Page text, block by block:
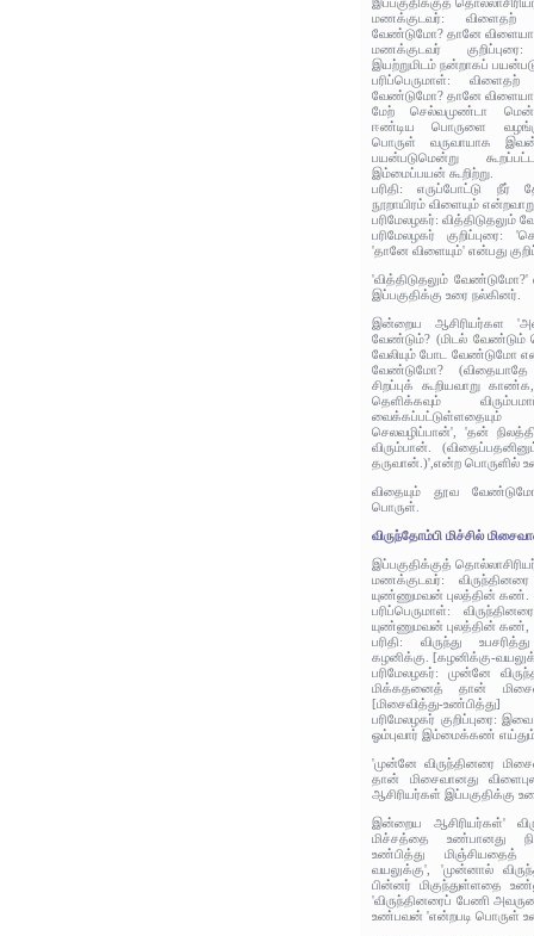
மணக்குடவர்: விளைதற்
வேண்டுமோ? தானே
மணக்குடவர்
இயற்றுமிடம் நன்றாகப்
பரிப்பெருமாள்:
வேண்டுமோ? தானே
மேற் செல்வமுண்டா
ஈண்டிய பொருளை
பொருள் வருவாயாக
பயன்படுமென்று
இம்மைப்பயன் கூறிற்று.
பரிதி: எருப்போட்டு நீர்
நூறாயிரம் விளையும்
பரிமேலழகர்:
பரிமேலழகர்
'தானே விளையும்' என்பது
'வித்திடுதலும் வேண்டுமோ?'
இப்பகுதிக்கு உரை நல்கினர்.
இன்றைய ஆசிரியர்கள
வேண்டும்? (மிடல்
வேலியும் போட வேண்டுமோ
வேண்டுமோ?
சிறப்புக் கூறியவாறு
தெளிக்கவும்
செலவழிப்பான்', 'தன்
விரும்பான்.
தருவான்.)',என்ற பொருளில்
விதையும் தூவ
பொருள்.
விருந்தோம்பி மிச்சில்
இப்பகுதிக்குத்
மணக்குடவர்:
யுண்ணுமவன் புலத்தின் கண்.
பரிப்பெருமாள்:
யுண்ணுமவன் புலத்தின் கண்,
பரிதி: விருந்து
கழனிக்கு. [கழனிக்கு-
பரிமேலழகர்: முன்னே
மிக்கதனைத் தான்
[மிசைவித்து-உண்பித்து]
பரிமேலழகர் குறிப்புரை:
ஓம்புவார் இம்மைக்கண் எய்தும்
'முன்னே விருந்தினரை
தான் மிசைவானது
ஆசிரியர்கள் இப்பகுதிக்கு
இன்றைய ஆசிரியர்கள்'
மிச்சத்தை உண்பானது
உண்பித்து
வயலுக்கு', 'முன்னால்
பின்னர் மிகுந்துள்ளதை
'விருந்தினரைப் பேணி
உண்பவன் 'என்றபடி பொருள்